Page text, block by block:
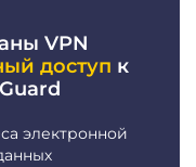
VPN
доступ к
электронной